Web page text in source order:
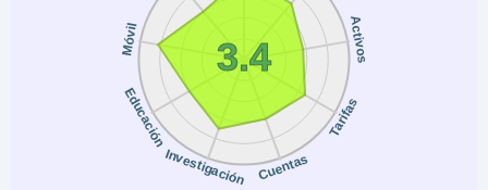
No
SEC, FINRA, CFTC,
NFA, CIRO, FCA, CBI,
ASIC, SFC, SEBI,
JFSA, MAS
Instrumentos
Activos
Tarifas
Cuentas
Investigación
Educación
Móvil 3.4